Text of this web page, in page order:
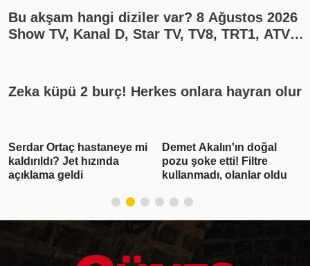
Bu akşam hangi diziler var? 8 Ağustos 2026
Show TV, Kanal D, Star TV, TV8, TRT1, ATV
Zeka küpü 2 burç! Herkes onlara hayran olur
Serdar Ortaç hastaneye mi
kaldırıldı? Jet hızında
açıklama geldi
Demet Akalın'ın doğal
pozu şoke etti! Filtre
kullanmadı, olanlar oldu